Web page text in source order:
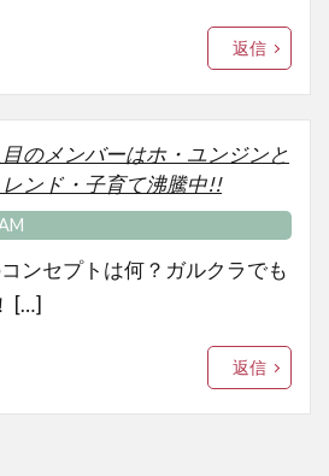
返信
のメンバーはホ・ユンジンと
ンド・子育て沸騰中!!
ンセプトは何？ガルクラでも
[…]
返信